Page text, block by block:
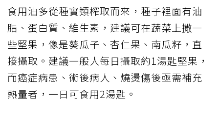
食用油多從種實類榨取而來，種子裡面有油
脂、蛋白質、維生素，建議可在蔬菜上撒一
些堅果，像是葵瓜子、杏仁果、南瓜籽，直
接攝取。建議一般人每日攝取約1湯匙堅果，
而癌症病患、術後病人、燒燙傷後亟需補充
熱量者，一日可食用2湯匙。